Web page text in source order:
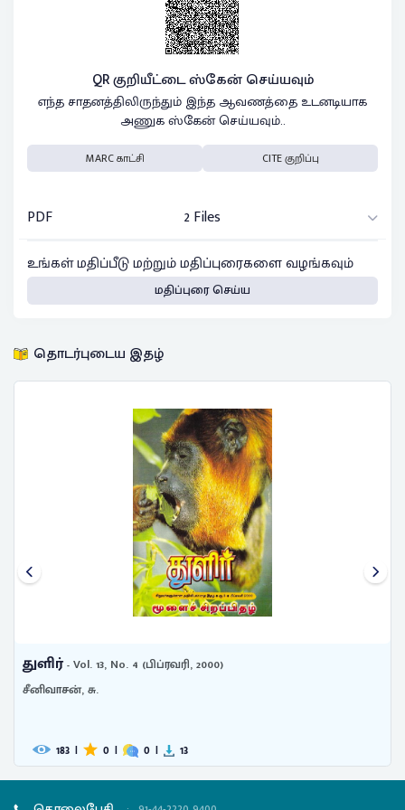
QR குறியீட்டை ஸ்கேன் செய்யவும்
எந்த சாதனத்திலிருந்தும் இந்த ஆவணத்தை உடனடியாக
அணுக ஸ்கேன் செய்யவும்..
MARC காட்சி CITE குறிப்பு
PDF
2 Files
உங்கள் மதிப்பீடு மற்றும் மதிப்புரைகளை வழங்கவும்
மதிப்புரை செய்ய
தொடர்புடைய இதழ்
துளிர்- Vol. 13, No. 4 (பிப்ரவரி, 2000)
சீனிவாசன், சு.
183 | 0 | 0 | 13